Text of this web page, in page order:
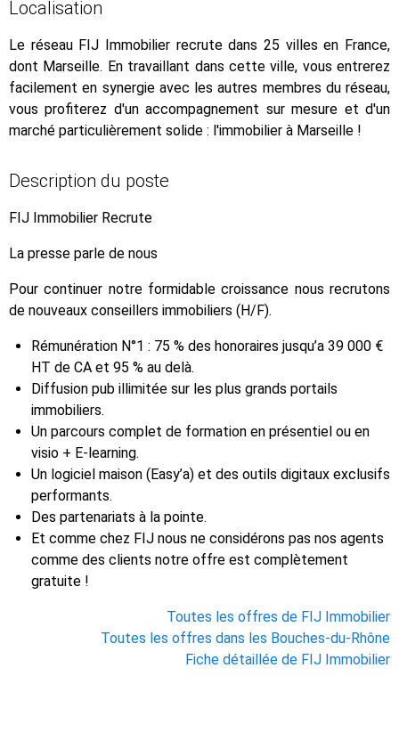
Localisation
Le réseau FIJ Immobilier recrute dans 25 villes en France,
dont Marseille. En travaillant dans cette ville, vous entrerez
facilement en synergie avec les autres membres du réseau,
vous profiterez d'un accompagnement sur mesure et d'un
marché particulièrement solide : l'immobilier à Marseille !
Description du poste
FIJ Immobilier Recrute
La presse parle de nous
Pour continuer notre formidable croissance nous recrutons
de nouveaux conseillers immobiliers (H/F).
Rémunération N°1 : 75 % des honoraires jusqu’a 39 000 €
HT de CA et 95 % au delà.
Diffusion pub illimitée sur les plus grands portails
immobiliers.
Un parcours complet de formation en présentiel ou en
visio + E-learning.
Un logiciel maison (Easy’a) et des outils digitaux exclusifs
performants.
Des partenariats à la pointe.
Et comme chez FIJ nous ne considérons pas nos agents
comme des clients notre offre est complètement
gratuite !
Toutes les offres de FIJ Immobilier
Toutes les offres dans les Bouches-du-Rhône
Fiche détaillée de FIJ Immobilier